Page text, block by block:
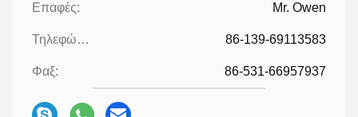
Επαφές: Mr. Owen
Τηλεφώνημα: 86-139-69113583
Φαξ: 86-531-66957937